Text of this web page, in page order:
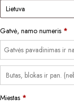
Gatvė, namo numeris *
Miestas *